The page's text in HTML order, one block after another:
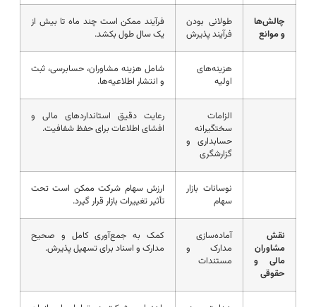
چالش‌ها
و موانع
طولانی بودن
فرآیند پذیرش
فرآیند ممکن است چند ماه تا بیش از
یک سال طول بکشد.
هزینه‌های
اولیه
شامل هزینه مشاوران، حسابرسی، ثبت
و انتشار اطلاعیه‌ها.
الزامات
سختگیرانه
حسابداری و
گزارشگری
رعایت دقیق استانداردهای مالی و
افشای اطلاعات برای حفظ شفافیت.
نوسانات بازار
سهام
ارزش سهام شرکت ممکن است تحت
تأثیر تغییرات بازار قرار گیرد.
نقش
مشاوران
مالی و
حقوقی
آماده‌سازی
مدارک و
مستندات
کمک به جمع‌آوری کامل و صحیح
مدارک و اسناد برای تسهیل پذیرش.